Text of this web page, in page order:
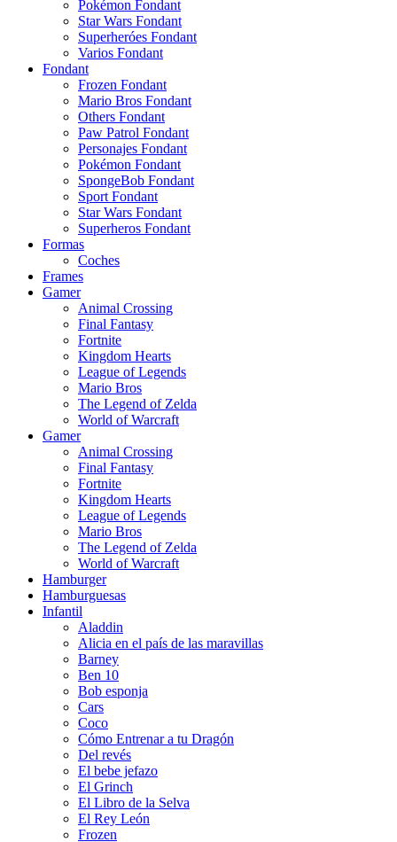
Pokémon Fondant
Star Wars Fondant
Superheróes Fondant
Varios Fondant
Fondant
Frozen Fondant
Mario Bros Fondant
Others Fondant
Paw Patrol Fondant
Personajes Fondant
Pokémon Fondant
SpongeBob Fondant
Sport Fondant
Star Wars Fondant
Superheros Fondant
Formas
Coches
Frames
Gamer
Animal Crossing
Final Fantasy
Fortnite
Kingdom Hearts
League of Legends
Mario Bros
The Legend of Zelda
World of Warcraft
Gamer
Animal Crossing
Final Fantasy
Fortnite
Kingdom Hearts
League of Legends
Mario Bros
The Legend of Zelda
World of Warcraft
Hamburger
Hamburguesas
Infantil
Aladdin
Alicia en el país de las maravillas
Barney
Ben 10
Bob esponja
Cars
Coco
Cómo Entrenar a tu Dragón
Del revés
El bebe jefazo
El Grinch
El Libro de la Selva
El Rey León
Frozen